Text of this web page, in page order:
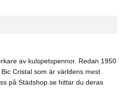
av kulspetspennor. Redan 1950
Cristal som är världens mest
på Städshop.se hittar du deras